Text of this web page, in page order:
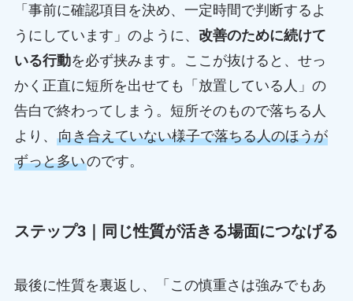
「事前に確認項目を決め、一定時間で判断するよ
うにしています」のように、 改善のために続けて
いる行動を必ず挟みます。ここが抜けると、せっ
かく正直に短所を出せても「放置している人」の
告白で終わってしまう。短所そのもので落ちる人
より、 向き合えていない様子で落ちる人のほうが
ずっと多いのです。
ステップ3｜同じ性質が活きる場面につなげる
最後に性質を裏返し、「この慎重さは強みでもあ